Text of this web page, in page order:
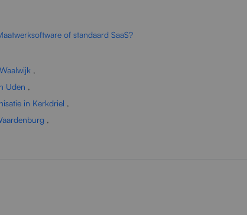
of standaard SaaS?
,
Uden ,
in Kerkdriel ,
,